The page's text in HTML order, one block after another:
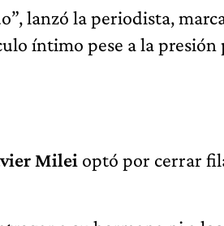
lanzó la periodista,
íntimo pese a la
Milei optó por cerrar